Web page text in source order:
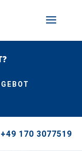
170 3077519